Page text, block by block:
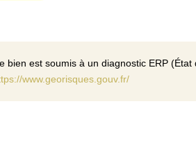
bien est soumis à un diagnostic ERP
www.georisques.gouv.fr/